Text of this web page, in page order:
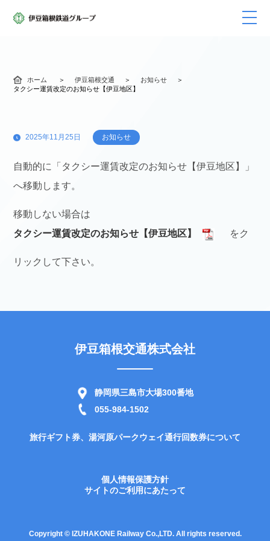
ホーム 伊豆箱根交通
お知らせ
タクシー運賃改定のお知らせ【伊豆地区】
2025年11月25日 お知らせ
自動的に「タクシー運賃改定のお知らせ【伊豆地区】」
へ移動します。
移動しない場合は
タクシー運賃改定のお知らせ【伊豆地区】
をク
リックして下さい。
伊豆箱根交通株式会社
静岡県三島市大場300番地
055-984-1502
旅行ギフト券、湯河原パークウェイ通行回数券について
個人情報保護方針
サイトのご利用にあたって
Copyright © IZUHAKONE Railway Co.,LTD. All rights reserved.